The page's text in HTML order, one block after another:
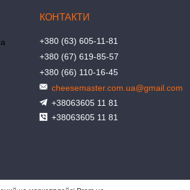
+380 (63) 605-11-81
+380 (67) 619-85-57
+380 (66) 110-16-45
cheesemaster.com.ua@gmail.com
+38063605 11 81
+38063605 11 81